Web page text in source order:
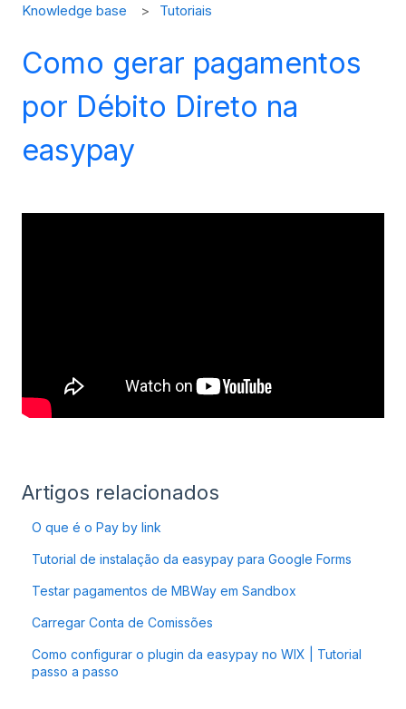
Knowledge base Tutoriais
Como gerar pagamentos
por Débito Direto na
easypay
Artigos relacionados
O que é o Pay by link
Tutorial de instalação da easypay para Google Forms
Testar pagamentos de MBWay em Sandbox
Carregar Conta de Comissões
Como configurar o plugin da easypay no WIX | Tutorial
passo a passo